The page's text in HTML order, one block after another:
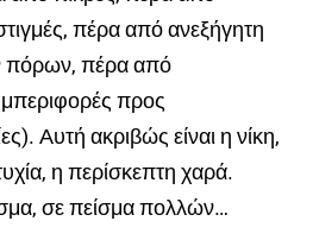
πέρα από ανεξήγητη
πόρων, πέρα από
προς
Αυτή ακριβώς είναι η νίκη,
η περίσκεπτη χαρά.
σε πείσμα πολλών…